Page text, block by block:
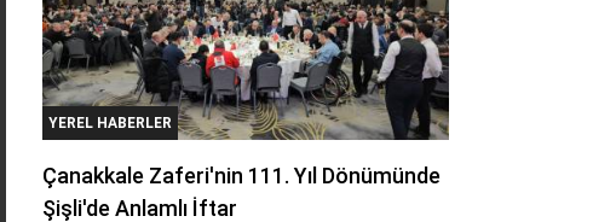
YEREL HABERLER
Çanakkale Zaferi'nin 111. Yıl Dönümünde
Şişli'de Anlamlı İftar